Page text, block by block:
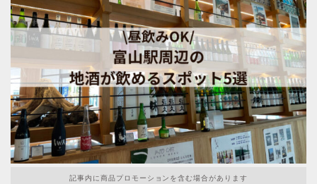
記事内に商品プロモーションを含む場合があります